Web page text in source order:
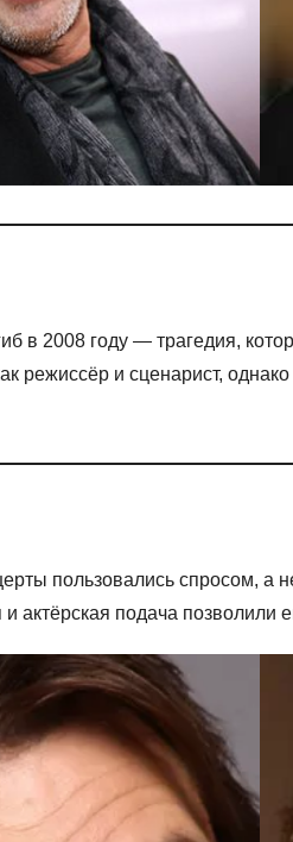
2008 году — трагедия,
режиссёр и сценарист,
пользовались спросом, а
актёрская подача позволили